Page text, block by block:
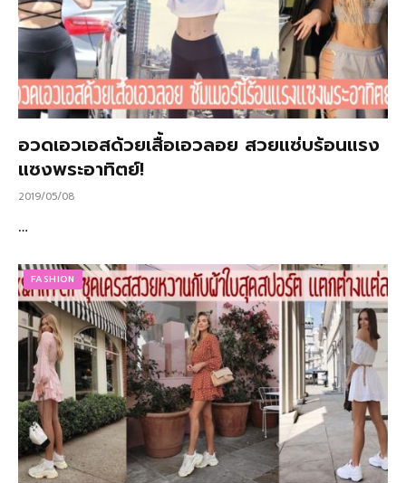
อวดเอวเอสด้วยเสื้อเอวลอย สวยแซ่บร้อนแรง
แซงพระอาทิตย์!
2019/05/08
…
FASHION